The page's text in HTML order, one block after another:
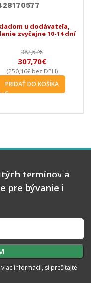
325810575
u dodávateľa,
zvyčajne 10-14 dní
517,83€
bez DPH)
DO KOŠÍKA
termínov a
pre bývanie i
informácií, si prečítajte